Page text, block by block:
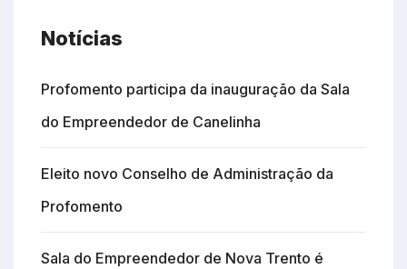
Notícias
Profomento participa da inauguração da Sala
do Empreendedor de Canelinha
Eleito novo Conselho de Administração da
Profomento
Sala do Empreendedor de Nova Trento é